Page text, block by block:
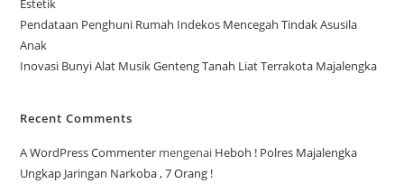
Estetik
Pendataan Penghuni Rumah Indekos Mencegah Tindak Asusila
Anak
Inovasi Bunyi Alat Musik Genteng Tanah Liat Terrakota Majalengka
Recent Comments
A WordPress Commenter mengenai Heboh ! Polres Majalengka
Ungkap Jaringan Narkoba , 7 Orang !